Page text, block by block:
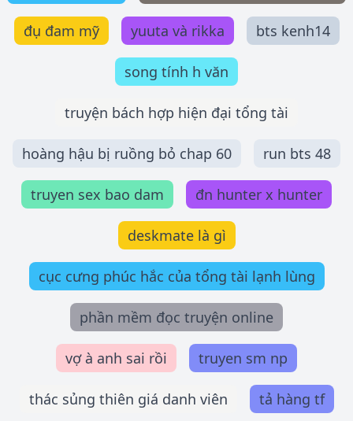
đụ đam mỹ yuuta và rikka bts kenh14
song tính h văn
truyện bách hợp hiện đại tổng tài
hoàng hậu bị ruồng bỏ chap 60 run bts 48
truyen sex bao dam đn hunter x hunter
deskmate là gì
cục cưng phúc hắc của tổng tài lạnh lùng
phần mềm đọc truyện online
vợ à anh sai rồi truyen sm np
thác sủng thiên giá danh viên tả hàng tf